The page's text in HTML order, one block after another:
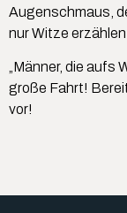
Augenschmaus,
nur Witze
„Männer, die aufs
große Fahrt!
vor!